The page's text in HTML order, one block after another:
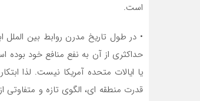
است.
• در طول تاریخ مدرن روابط بین
حداکثری از آن به نفع منافع خود بوده
یا ایالات متحده آمریکا نیست. لذا
قدرت منطقه ای، الگوی تازه و